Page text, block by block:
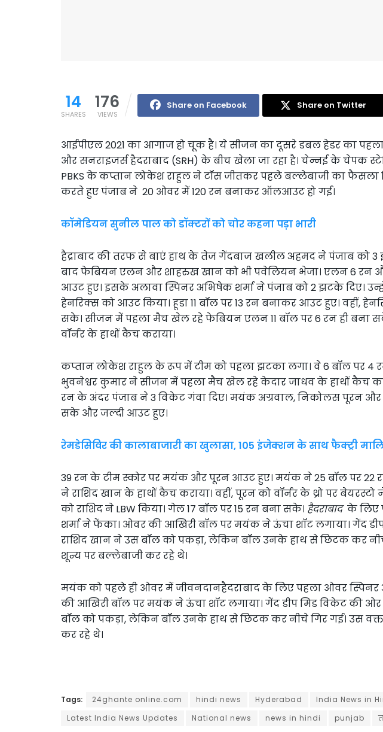
14
SHARES
176
VIEWS
Share on Facebook Share on Twitter
आईपीएल 2021 का आगाज हो चूक है। ये सीजन का दूसरे डबल हेडर का
और सनराइजर्स हैदराबाद (SRH) के बीच खेला जा रहा है। चेन्नई के चेपक
PBKS के कप्तान लोकेश राहुल ने टॉस जीतकर पहले बल्लेबाजी का फैसला
करते हुए पंजाब ने 20 ओवर में 120 रन बनाकर ऑलआउट हो गई।
कॉमेडियन सुनील पाल को डॉक्टरों को चोर कहना पड़ा भारी
हैद्राबाद की तरफ से बाएं हाथ के तेज गेंदबाज खलील अहमद ने पंजाब को
बाद फेबियन एलन और शाहरुख खान को भी पवेलियन भेजा। एलन 6 रन
आउट हुए। इसके अलावा स्पिनर अभिषेक शर्मा ने पंजाब को 2 झटके दिए।
हेनरिक्स को आउट किया। हूडा 11 बॉल पर 13 रन बनाकर आउट हुए। वहीं,
सके। सीजन में पहला मैच खेल रहे फेबियन एलन 11 बॉल पर 6 रन ही बना
वॉर्नर के हाथों कैच कराया।
कप्तान लोकेश राहुल के रूप में टीम को पहला झटका लगा। वे 6 बॉल पर 4
भुवनेश्वर कुमार ने सीजन में पहला मैच खेल रहे केदार जाधव के हाथों कैच
रन के अंदर पंजाब ने 3 विकेट गंवा दिए। मयंक अग्रवाल, निकोलस पूरन
सके और जल्दी आउट हुए।
रेमडेसिविर की कालाबाजारी का खुलासा, 105 इंजेक्शन के साथ फैक्ट्री
39 रन के टीम स्कोर पर मयंक और पूरन आउट हुए। मयंक ने 25 बॉल पर 22
ने राशिद खान के हाथों कैच कराया। वहीं, पूरन को वॉर्नर के थ्रो पर
को राशिद ने LBW किया। गेल 17 बॉल पर 15 रन बना सके। हैदराबादके लिए
शर्मा ने फेंका। ओवर की आखिरी बॉल पर मयंक ने ऊंचा शॉट लगाया। गेंद
राशिद खान ने उस बॉल को पकड़ा, लेकिन बॉल उनके हाथ से छिटक कर
शून्य पर बल्लेबाजी कर रहे थे।
मयंक को पहले ही ओवर में जीवनदानहैदराबाद के लिए पहला ओवर
की आखिरी बॉल पर मयंक ने ऊंचा शॉट लगाया। गेंद डीप मिड विकेट की ओर
बॉल को पकड़ा, लेकिन बॉल उनके हाथ से छिटक कर नीचे गिर गई। उस
कर रहे थे।
Tags: 24ghante online.com hindi news Hyderabad India News in
Latest India News Updates
National news news in hindi punjab